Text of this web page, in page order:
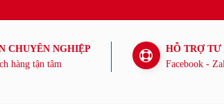
CHUYÊN NGHIỆP
hàng tận tâm
HỖ TRỢ TƯ
Facebook -